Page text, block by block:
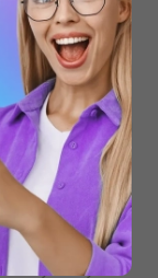
маршруте
хребты
бармена гости
чай.
на
лесу.